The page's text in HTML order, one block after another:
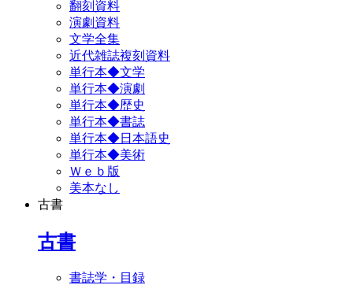
翻刻資料
演劇資料
文学全集
近代雑誌複刻資料
単行本◆文学
単行本◆演劇
単行本◆歴史
単行本◆書誌
単行本◆日本語史
単行本◆美術
Ｗｅｂ版
美本なし
古書
古書
書誌学・目録